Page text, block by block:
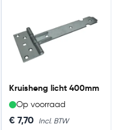
Kruisheng licht 400mm
Op voorraad
€ 7,70